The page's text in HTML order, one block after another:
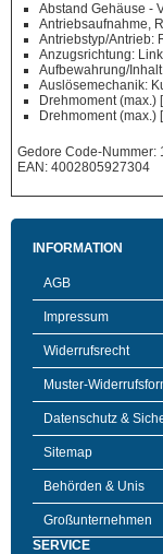
Abstand Gehäuse -
Antriebsaufnahme,
Antriebstyp/Antrieb:
Anzugsrichtung:
Aufbewahrung/
Auslösemechanik:
Drehmoment (max.)
Drehmoment (max.)
Gedore Code-Nummer:
EAN: 4002805927304
INFORMATION
AGB
Impressum
Widerrufsrecht
Muster-
Datenschutz &
Sitemap
Behörden & Unis
Großunternehmen
SERVICE